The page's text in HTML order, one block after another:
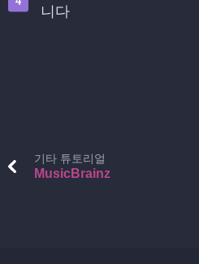
니다
기타 튜토리얼
MusicBrainz